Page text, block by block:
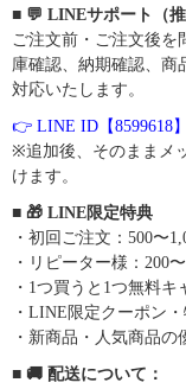
■ 💬 LINEサポート（推
ご注文前・ご注文後を
庫確認、納期確認、商
対応いたします。
👉 LINE ID【8599618】
※追加後、そのままメ
けます。
■ 🎁 LINE限定特典
・初回ご注文：500〜
・リピーター様：200〜
・1つ買うと1つ無料キ
・LINE限定クーポン
・新商品・人気商品の
■ 🚚 配送について：